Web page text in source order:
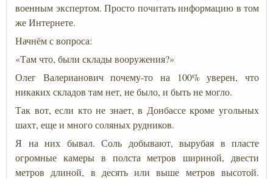
военным экспертом. Просто почитать информацию в том
же Интернете.
Начнём с вопроса:
«Там что, были склады вооружения?»
Олег Валерианович почему-то на 100% уверен, что
никаких складов там нет, не было, и быть не могло.
Так вот, если кто не знает, в Донбассе кроме угольных
шахт, еще и много соляных рудников.
Я на них бывал. Соль добывают, вырубая в пласте
огромные камеры в полста метров шириной, двести
метров длиной, в десять или выше метров высотой.